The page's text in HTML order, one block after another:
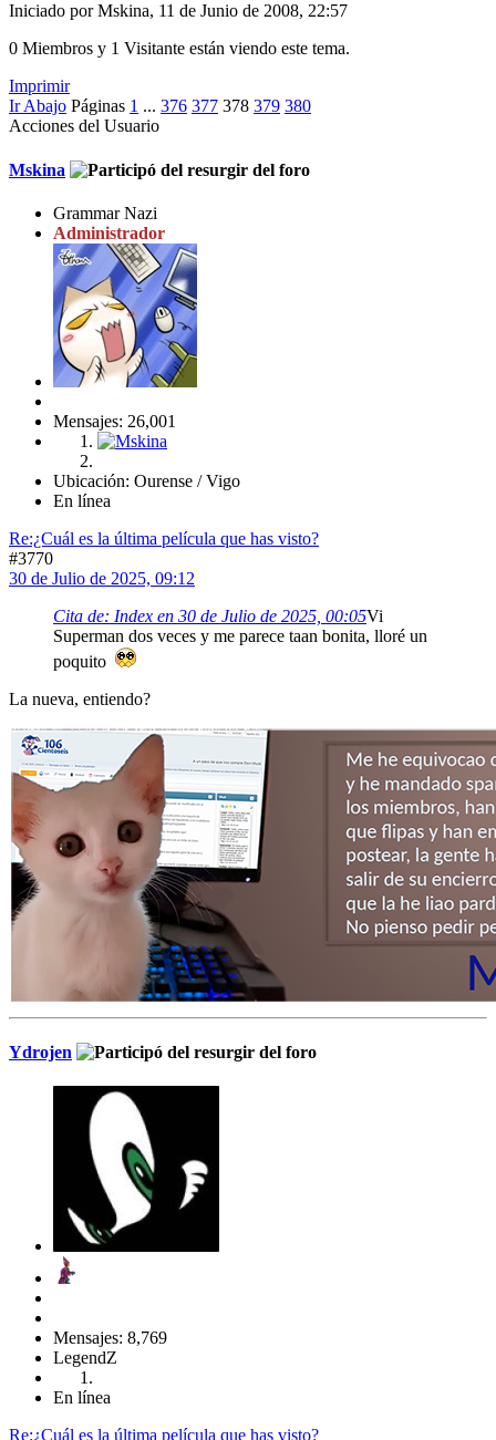
Iniciado por Mskina, 11 de Junio de 2008, 22:57
0 Miembros y 1 Visitante están viendo este tema.
Imprimir
Ir Abajo Páginas 1 ... 376 377 378 379 380
Acciones del Usuario
Mskina
Grammar Nazi
Administrador
Mensajes: 26,001
Ubicación: Ourense / Vigo
En línea
Re:¿Cuál es la última película que has visto?
#3770
30 de Julio de 2025, 09:12
Cita de: Index en 30 de Julio de 2025, 00:05Vi
Superman dos veces y me parece taan bonita, lloré un
poquito
La nueva, entiendo?
Ydrojen
Mensajes: 8,769
LegendZ
En línea
Re:¿Cuál es la última película que has visto?